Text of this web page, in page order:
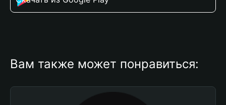
Вам также может понравиться: